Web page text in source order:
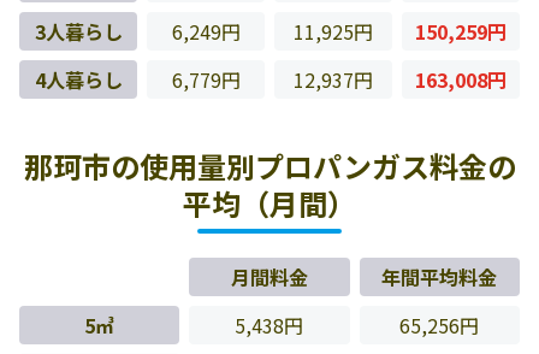
3人暮らし
6,249円 11,925円
150,259円
4人暮らし
6,779円 12,937円 163,008円
那珂市の使用量別プロパンガス料金の
平均（月間）
月間料金
年間平均料金
5㎥
5,438円
65,256円